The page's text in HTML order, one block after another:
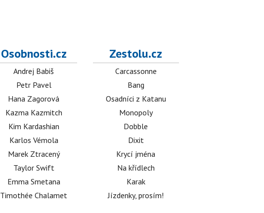
Osobnosti.cz
Andrej Babiš
Petr Pavel
Hana Zagorová
Kazma Kazmitch
Kim Kardashian
Karlos Vémola
Marek Ztracený
Taylor Swift
Emma Smetana
Timothée Chalamet
Zestolu.cz
Carcassonne
Bang
Osadníci z Katanu
Monopoly
Dobble
Dixit
Krycí jména
Na křídlech
Karak
Jízdenky, prosím!